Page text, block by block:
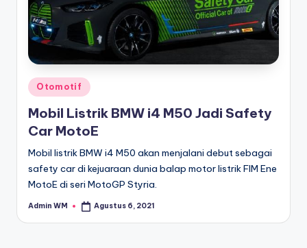
Posted
in
Otomotif
Mobil Listrik BMW i4 M50 Jadi Safety
Car MotoE
Mobil listrik BMW i4 M50 akan menjalani debut sebagai
safety car di kejuaraan dunia balap motor listrik FIM Ene
MotoE di seri MotoGP Styria.
Posted
Admin WM Agustus 6, 2021